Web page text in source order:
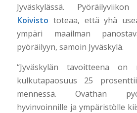
Jyväskylässä.
Koivisto toteaa, että yhä
ympäri maailman
pyöräilyyn, samoin Jyväskylä.
“Jyväskylän tavoitteena on
kulkutapaosuus 25
mennessä. Ovathan
hyvinvoinnille ja ympäristölle